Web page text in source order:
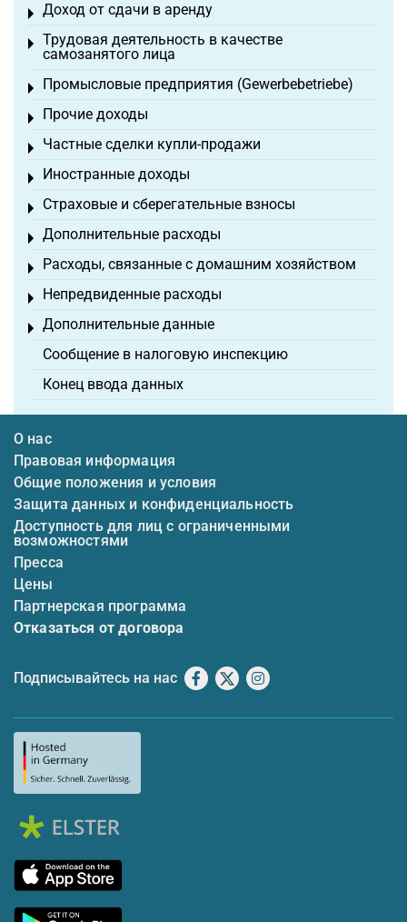
Доход от сдачи в аренду
Toggle menu
Трудовая деятельность в качестве
самозанятого лица
Toggle menu
Промысловые предприятия (Gewerbebetriebe)
Toggle menu
Прочие доходы
Toggle menu
Частные сделки купли-продажи
Toggle menu
Иностранные доходы
Toggle menu
Страховые и сберегательные взносы
Toggle menu
Дополнительные расходы
Toggle menu
Расходы, связанные с домашним хозяйством
Toggle menu
Непредвиденные расходы
Toggle menu
Дополнительные данные
Toggle menu
Сообщение в налоговую инспекцию
Конец ввода данных
О нас
Правовая информация
Общие положения и условия
Защита данных и конфиденциальность
Доступность для лиц с ограниченными
возможностями
Пресса
Цены
Партнерская программа
Отказаться от договора
Подписывайтесь на нас Facebook
X Instagram